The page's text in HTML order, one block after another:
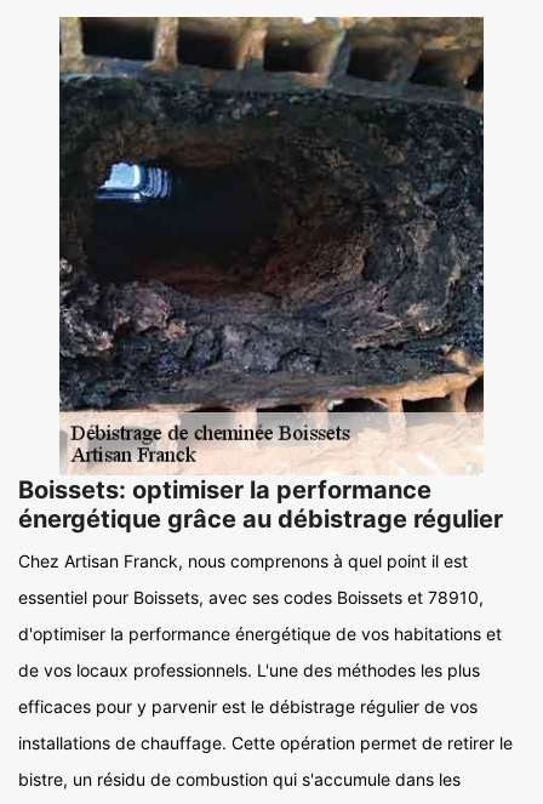
Boissets: optimiser la performance
énergétique grâce au débistrage régulier
Chez Artisan Franck, nous comprenons à quel point il est
essentiel pour Boissets, avec ses codes Boissets et 78910,
d'optimiser la performance énergétique de vos habitations et
de vos locaux professionnels. L'une des méthodes les plus
efficaces pour y parvenir est le débistrage régulier de vos
installations de chauffage. Cette opération permet de retirer le
bistre, un résidu de combustion qui s'accumule dans les